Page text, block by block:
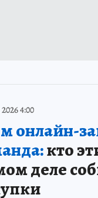
4:00
онлайн-
кто
деле